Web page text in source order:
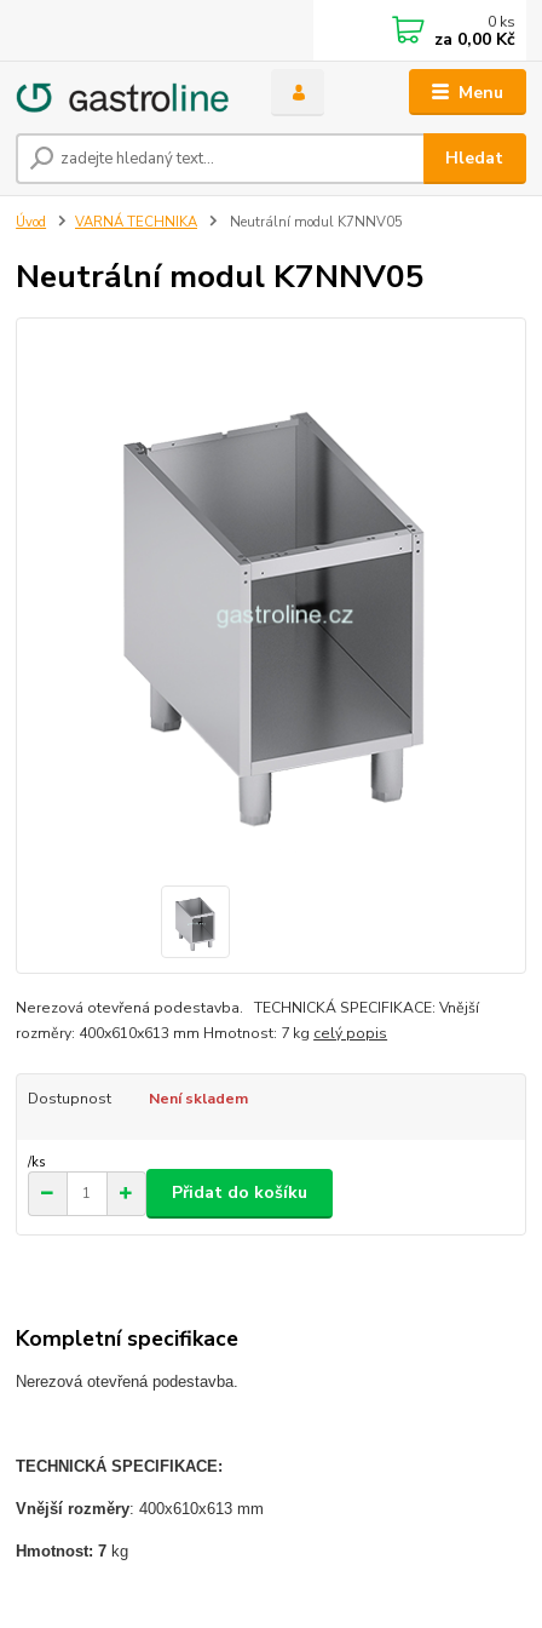
Menu
Hledat
0 ks
za 0,00 Kč
Úvod VARNÁ TECHNIKA Neutrální modul K7NNV05
Neutrální modul K7NNV05
Nerezová otevřená podestavba. TECHNICKÁ SPECIFIKACE: Vnější
rozměry: 400x610x613 mm Hmotnost: 7 kg celý popis
Dostupnost Není skladem
/ks
Přidat do košíku
Kompletní specifikace
Nerezová otevřená podestavba.
TECHNICKÁ SPECIFIKACE:
Vnější rozměry: 400x610x613 mm
Hmotnost:7 kg